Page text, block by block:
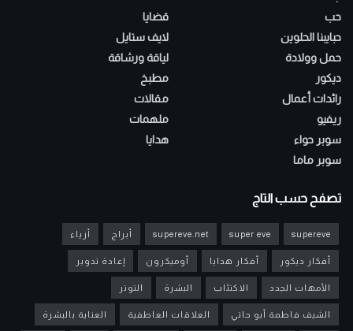
حب
حبايبنا الحلوين
حمل وولادة
ديكور
رائدات أعمال
ريفيو
سوبر حواء
سوبر ماما
قضايا
لايف ستايل
لياقة ورشاقة
مطبخ
مقالات
ملهمات
هدايا
تصفح حسب التاج
supereve
super eve
supereve.net أبراج أزياء
أفكار ديكور أفكار هدايا أوميكرون إعادة تدوير
الأمهات الجدد الاكتئاب البشرة التوتر
الشيف فاطمة أبو حاتي العلاقات العاطفية العناية بالبشرة